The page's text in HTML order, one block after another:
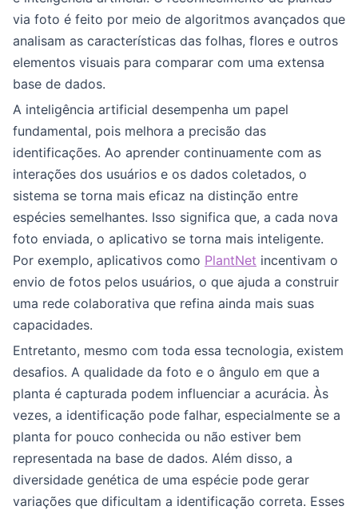
via foto é feito por meio de algoritmos avançados que
analisam as características das folhas, flores e outros
elementos visuais para comparar com uma extensa
base de dados.
A inteligência artificial desempenha um papel
fundamental, pois melhora a precisão das
identificações. Ao aprender continuamente com as
interações dos usuários e os dados coletados, o
sistema se torna mais eficaz na distinção entre
espécies semelhantes. Isso significa que, a cada nova
foto enviada, o aplicativo se torna mais inteligente.
Por exemplo, aplicativos como PlantNet incentivam o
envio de fotos pelos usuários, o que ajuda a construir
uma rede colaborativa que refina ainda mais suas
capacidades.
Entretanto, mesmo com toda essa tecnologia, existem
desafios. A qualidade da foto e o ângulo em que a
planta é capturada podem influenciar a acurácia. Às
vezes, a identificação pode falhar, especialmente se a
planta for pouco conhecida ou não estiver bem
representada na base de dados. Além disso, a
diversidade genética de uma espécie pode gerar
variações que dificultam a identificação correta. Esses